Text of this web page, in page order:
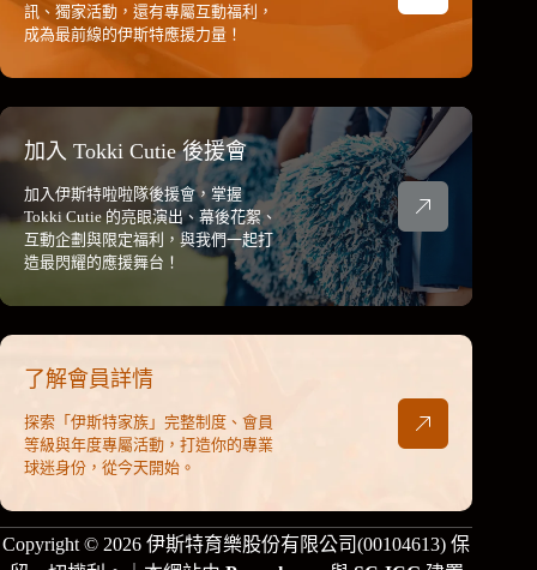
訊、獨家活動，還有專屬互動福利，
成為最前線的伊斯特應援力量！
加入 Tokki Cutie 後援會
加入伊斯特啦啦隊後援會，掌握
Tokki Cutie 的亮眼演出、幕後花絮、
互動企劃與限定福利，與我們一起打
造最閃耀的應援舞台！
了解會員詳情
探索「伊斯特家族」完整制度、會員
等級與年度專屬活動，打造你的專業
球迷身份，從今天開始。
Copyright © 2026 伊斯特育樂股份有限公司(00104613) 保